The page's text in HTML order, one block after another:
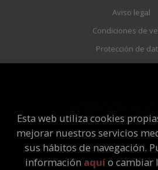
Aviso legal
Condiciones de
Protección de
Política de
Quiénes somos
Pedidos
Esta web utiliza cookies
mejorar nuestros servicios
sus hábitos de navegación.
información aquío cambiar